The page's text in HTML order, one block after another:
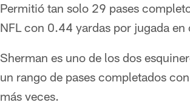
Permitió tan solo 29 pases
NFL con 0.44 yardas por jugada en
Sherman es uno de los dos
un rango de pases completados
más veces.